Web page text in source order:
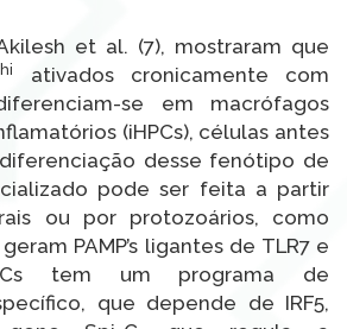
et al. (7), mostraram que
hi
ativados cronicamente com
se em macrófagos
(iHPCs), células antes
desse fenótipo de
pode ser feita a partir
ou por protozoários, como
PAMP’s ligantes de TLR7 e
tem um programa de
que depende de IRF5,